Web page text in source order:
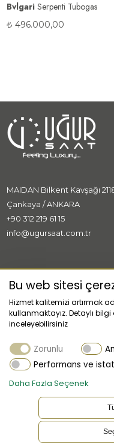
Bvlgari Serpenti Tubogas
₺ 496.000,00
MAIDAN Bilkent Kavşağı
Çankaya / ANKARA
+90 312 219 61 15
info@ugursaat.com.tr
MARKALAR
KURUMSAL
MÜŞTERİ HİZMETLERİ
Bu web sitesi
Hizmet kalitemizi artırmak
kullanmaktayız. Detaylı
inceleyebilirsiniz
Zorunlu
Performans ve
Daha Fazla Seçenek